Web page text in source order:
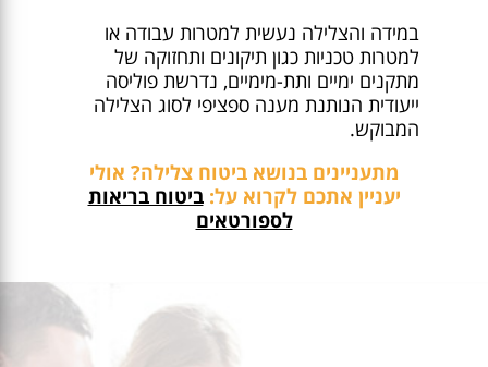
במידה והצלילה נעשית למטרות עבודה או
למטרות טכניות כגון תיקונים ותחזוקה של
מתקנים ימיים ותת-מימיים, נדרשת פוליסה
ייעודית הנותנת מענה ספציפי לסוג הצלילה
המבוקש.
מתעניינים בנושא ביטוח צלילה? אולי
יעניין אתכם לקרוא על: ביטוח בריאות
לספורטאים